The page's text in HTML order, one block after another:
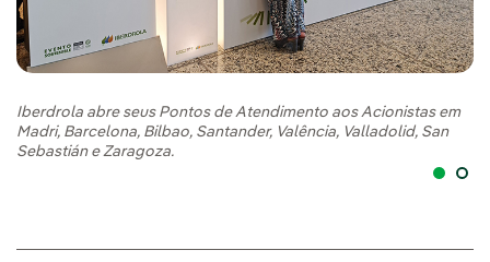
Iberdrola abre seus Pontos de Atendimento aos Acionistas em
Madri, Barcelona, Bilbao, Santander, Valência, Valladolid, San
Sebastián e Zaragoza.